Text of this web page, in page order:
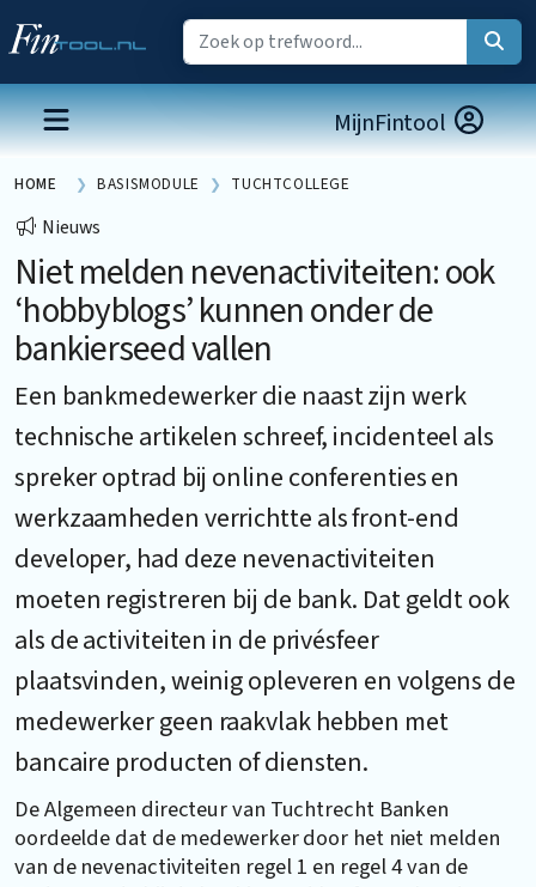
MijnFintool
HOME BASISMODULE TUCHTCOLLEGE
Nieuws
Niet melden nevenactiviteiten: ook
‘hobbyblogs’ kunnen onder de
bankierseed vallen
Een bankmedewerker die naast zijn werk
technische artikelen schreef, incidenteel als
spreker optrad bij online conferenties en
werkzaamheden verrichtte als front-end
developer, had deze nevenactiviteiten
moeten registreren bij de bank. Dat geldt ook
als de activiteiten in de privésfeer
plaatsvinden, weinig opleveren en volgens de
medewerker geen raakvlak hebben met
bancaire producten of diensten.
De Algemeen directeur van Tuchtrecht Banken
oordeelde dat de medewerker door het niet melden
van de nevenactiviteiten regel 1 en regel 4 van de